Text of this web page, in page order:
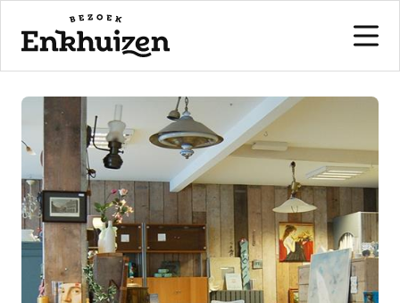
naar de inhoud